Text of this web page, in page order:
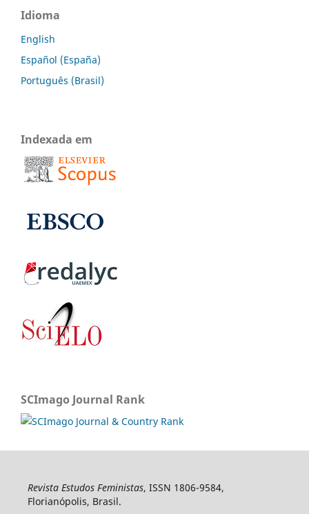
Idioma
English
Español (España)
Português (Brasil)
Indexada em
SCImago Journal Rank
Revista Estudos Feministas, ISSN 1806-9584,
Florianópolis, Brasil.